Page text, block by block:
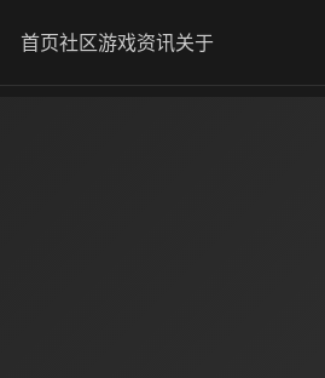
首页社区游戏资讯关于